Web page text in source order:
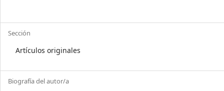
Sección
Artículos originales
Biografía del autor/a